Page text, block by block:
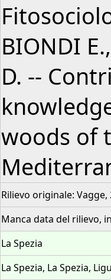
BIONDI
D. --
woods of
Rilievo originale: Vagge,
Manca data del rilievo,
La Spezia
La Spezia, La Spezia,